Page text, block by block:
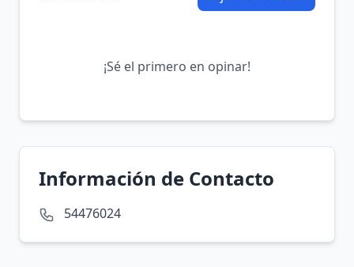
¡Sé el primero en opinar!
Información de Contacto
54476024